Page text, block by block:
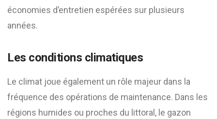
économies d’entretien espérées sur plusieurs
années.
Les conditions climatiques
Le climat joue également un rôle majeur dans la
fréquence des opérations de maintenance. Dans les
régions humides ou proches du littoral, le gazon